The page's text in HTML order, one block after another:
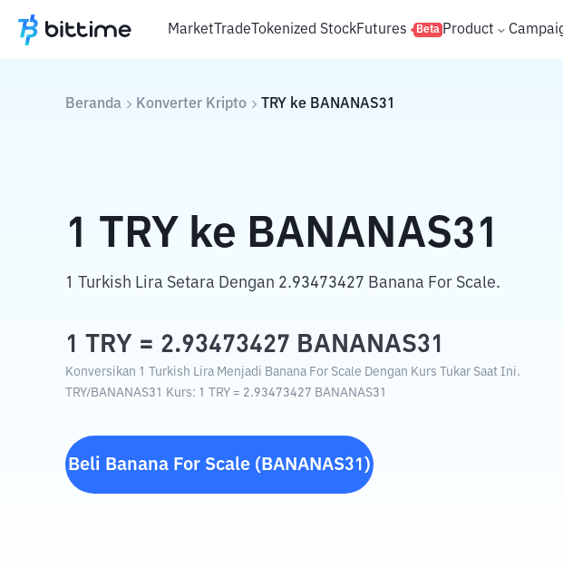
MarketTradeTokenized StockFutures Beta Product
Beranda Konverter Kripto TRY ke BANANAS31
1 TRY ke BANANAS31
1 Turkish Lira Setara Dengan 2.93473427 Banana For Scale.
1 TRY = 2.93473427 BANANAS31
Konversikan 1 Turkish Lira Menjadi Banana For Scale Dengan Kurs Tukar Saat Ini.
TRY/BANANAS31 Kurs: 1 TRY = 2.93473427 BANANAS31
Beli Banana For Scale ( BANANAS31 )